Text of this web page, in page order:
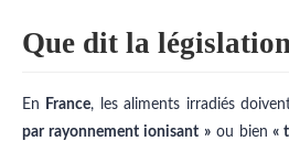
Que dit la
En France, les aliments irradiés
par rayonnement ionisant »ou bien «